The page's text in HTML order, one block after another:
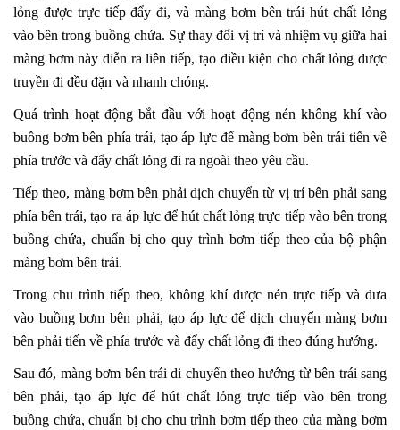
lỏng được trực tiếp đẩy đi, và màng bơm bên trái hút chất lỏng
vào bên trong buồng chứa. Sự thay đổi vị trí và nhiệm vụ giữa hai
màng bơm này diễn ra liên tiếp, tạo điều kiện cho chất lỏng được
truyền đi đều đặn và nhanh chóng.
Quá trình hoạt động bắt đầu với hoạt động nén không khí vào
buồng bơm bên phía trái, tạo áp lực để màng bơm bên trái tiến về
phía trước và đẩy chất lỏng đi ra ngoài theo yêu cầu.
Tiếp theo, màng bơm bên phải dịch chuyển từ vị trí bên phải sang
phía bên trái, tạo ra áp lực để hút chất lỏng trực tiếp vào bên trong
buồng chứa, chuẩn bị cho quy trình bơm tiếp theo của bộ phận
màng bơm bên trái.
Trong chu trình tiếp theo, không khí được nén trực tiếp và đưa
vào buồng bơm bên phải, tạo áp lực để dịch chuyển màng bơm
bên phải tiến về phía trước và đẩy chất lỏng đi theo đúng hướng.
Sau đó, màng bơm bên trái di chuyển theo hướng từ bên trái sang
bên phải, tạo áp lực để hút chất lỏng trực tiếp vào bên trong
buồng chứa, chuẩn bị cho chu trình bơm tiếp theo của màng bơm